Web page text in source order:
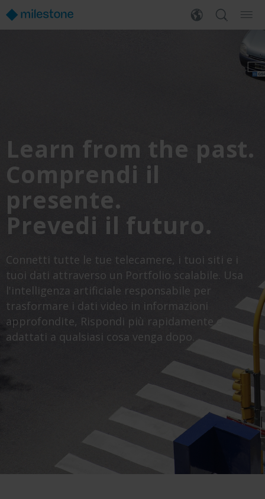
Learn from the past.
Comprendi il
presente.
Prevedi il futuro.
Connetti tutte le tue telecamere, i tuoi siti e i
tuoi dati attraverso un Portfolio scalabile. Usa
l'intelligenza artificiale responsabile per
trasformare i dati video in informazioni
approfondite, Rispondi più rapidamente e
adattati a qualsiasi cosa venga dopo.